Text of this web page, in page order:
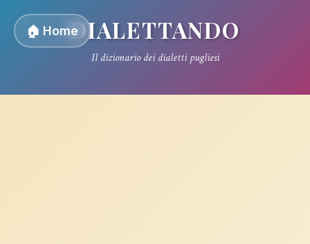
🏠 HomeDIALETTANDO
Il dizionario dei dialetti pugliesi